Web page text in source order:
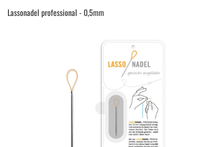
Lassonadel professional - 0,5mm